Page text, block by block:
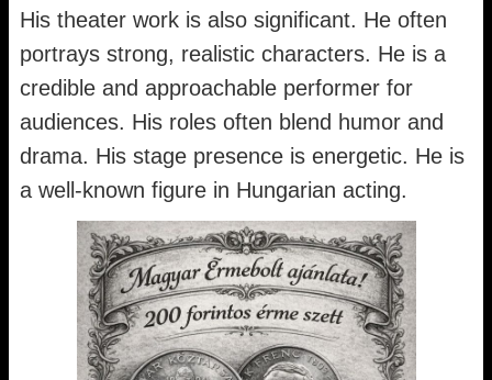
His theater work is also significant. He often
portrays strong, realistic characters. He is a
credible and approachable performer for
audiences. His roles often blend humor and
drama. His stage presence is energetic. He is
a well-known figure in Hungarian acting.